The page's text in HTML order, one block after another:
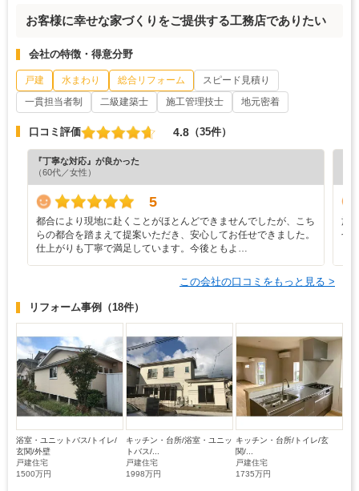
お客様に幸せな家づくりをご提供する工務店でありたい
会社の特徴・得意分野
戸建 水まわり 総合リフォーム
スピード見積り
一貫担当者制
二級建築士 施工管理技士 地元密着
口コミ評価 4.8 （35件）
『丁寧な対応』が良かった
（60代／女性）
5
都合により現地に赴くことがほとんどできませんでしたが、こち
らの都合を踏まえて提案いただき、安心してお任せできました。
仕上がりも丁寧で満足しています。今後ともよ…
施
せ
この会社の口コミをもっと見る >
リフォーム事例 （18件）
浴室・ユニットバス/トイレ/
玄関/外壁
戸建住宅
1500万円
キッチン・台所/浴室・ユニッ
トバス/...
戸建住宅
1998万円
キッチン・台所/トイレ/玄
関/...
戸建住宅
1735万円